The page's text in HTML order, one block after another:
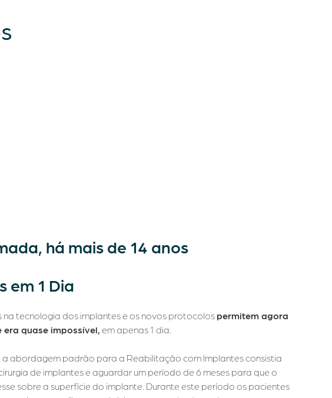
há mais de 14 anos
em 1 Dia
na tecnologia dos implantes e os novos protocolos permitem agora
era quase impossível, em apenas 1 dia.
a abordagem padrão para a Reabilitação com Implantes consistia
de implantes e aguardar um período de 6 meses para que o
sobre a superfície do implante. Durante este período os pacientes